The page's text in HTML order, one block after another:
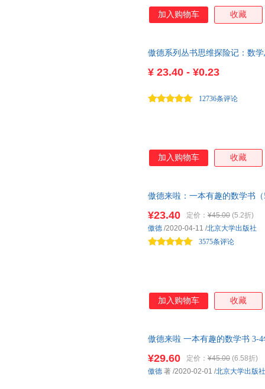
让孩子在漫画中轻松入门数学
奇幻爆笑漫画，电影般的冒险
学习的第一步，孩子笑着学知
数学思维串联知识点，由点到
加入购物车 收藏
傲德系列丛书思维探险记：数
¥ 23.40 - ¥0.23
12736条评论
加入购物车 收藏
傲德来啦：一本有趣的数学书
数学！《好妈妈胜过好老师》
的巧克力，让学生瞬间就爱上数
¥23.40 定价： ¥45.00 (5.2折)
3575条评论
傲德 /2020-04-11 /北京大学出版社
加入购物车 收藏
傲德来啦 一本有趣的数学书 3-
¥29.60 定价： ¥45.00 (6.58折)
傲德 著 /2020-02-01 /北京大学出版社